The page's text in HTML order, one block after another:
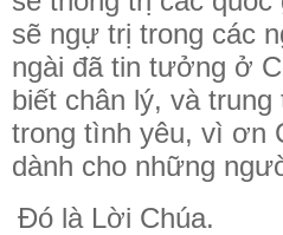
sẽ ngự trị trong các
ngài đã tin tưởng ở
biết chân lý, và
trong tình yêu, vì ơn
dành cho những
Đó là Lời Chúa.